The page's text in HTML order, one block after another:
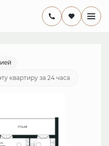
14 547 806 руб.
квартиру за 24 часа